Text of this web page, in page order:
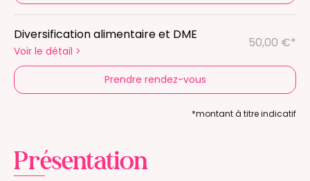
Diversification alimentaire et DME
Voir le détail >
50,00 €*
Prendre rendez-vous
*montant à titre indicatif
Présentation